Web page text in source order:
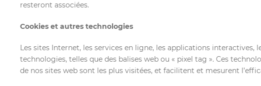
resteront associées.
Cookies et autres technologies
Les sites Internet, les services en ligne, les applications interactives,
technologies, telles que des balises web ou « pixel tag ». Ces
de nos sites web sont les plus visitées, et facilitent et mesurent